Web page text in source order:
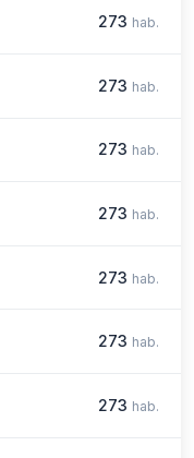
273 hab.
273 hab.
273 hab.
273 hab.
273 hab.
273 hab.
273 hab.